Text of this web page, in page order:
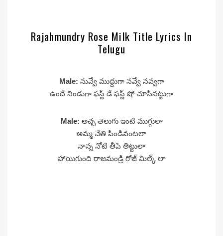
Rajahmundry Rose Milk Title Lyrics In
Telugu
Male: నువ్వే ముద్దుగా నవ్వే నవ్వగా
ఉందే నిండుగా ఫస్ట్ డే ఫస్ట్ షో చూసినట్టుగా
Male: అచ్చ తెలుగు ఇంటి ముగ్గులా
అమ్మ చేతి పిండివంటలా
నాన్న నోటి తీపి తిట్టులా
హాయిగుంది రాజమండ్రి రోజ్ మిల్క్ లా